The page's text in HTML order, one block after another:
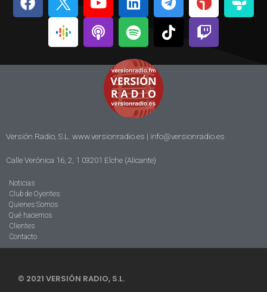
Versión Radio, S.L. www.versionradio.es | info@versionradio.es
Calle Verónica 16, 2, 1 03201 Elche (Alicante)
Noticias
Club de Oyentes
Quienes Somos
Qué hacemos
Clientes
Contacto
© 2021 VERSIÓN RADIO, S.L.